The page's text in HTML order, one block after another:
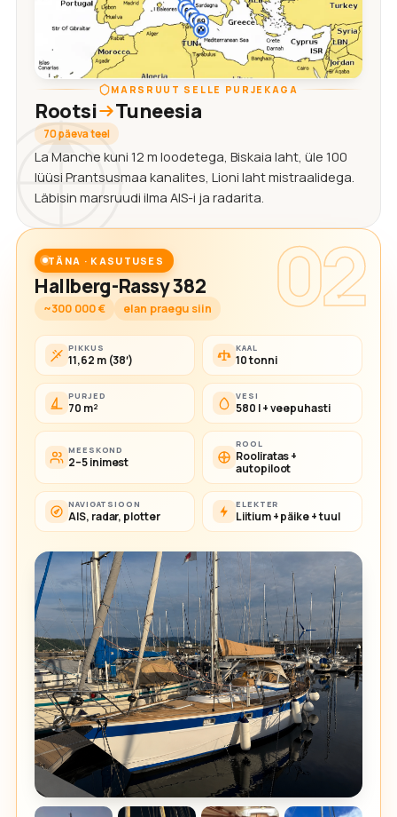
MARSRUUT SELLE PURJEKAGA
Rootsi Tuneesia
70 päeva teel
La Manche kuni 12 m loodetega, Biskaia laht, üle 100
lüüsi Prantsusmaa kanalites, Lioni laht mistraalidega.
Läbisin marsruudi ilma AIS-i ja radarita.
02
TÄNA · KASUTUSES
Hallberg-Rassy 382
~300 000 € elan praegu siin
PIKKUS
11,62 m (38′)
KAAL
10 tonni
PURJED
70 m²
VESI
580 l + veepuhasti
MEESKOND
2–5 inimest
ROOL
Rooliratas +
autopiloot
NAVIGATSIOON
AIS, radar, plotter
ELEKTER
Liitium + päike + tuul